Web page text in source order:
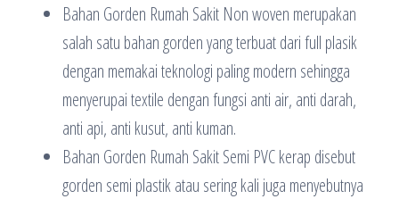
Bahan Gorden Rumah Sakit Non woven merupakan
salah satu bahan gorden yang terbuat dari full plasik
dengan memakai teknologi paling modern sehingga
menyerupai textile dengan fungsi anti air, anti darah,
anti api, anti kusut, anti kuman.
Bahan Gorden Rumah Sakit Semi PVC kerap disebut
gorden semi plastik atau sering kali juga menyebutnya